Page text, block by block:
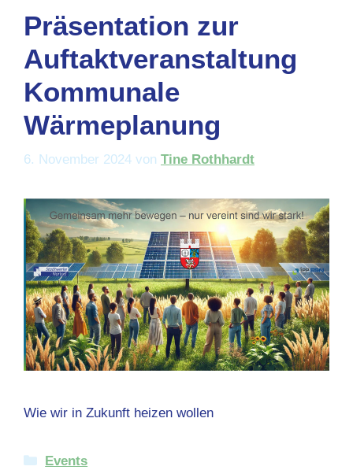
Präsentation zur
Auftaktveranstaltung
Kommunale
Wärmeplanung
6. November 2024 von Tine Rothhardt
Wie wir in Zukunft heizen wollen
Kategorien
Events